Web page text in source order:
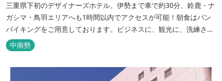
三重県下初のデザイナーズホテル。伊勢まで車で約30分、鈴鹿・ナ
ガシマ・鳥羽エリアへも1時間以内でアクセスが可能！朝食はパン
バイキングをご用意しております。ビジネスに、観光に、洗練され
た空間の中で上質なひとときをお過ごしください。
中南勢